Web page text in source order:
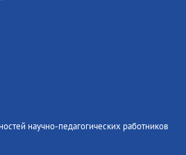
научно-педагогических работников